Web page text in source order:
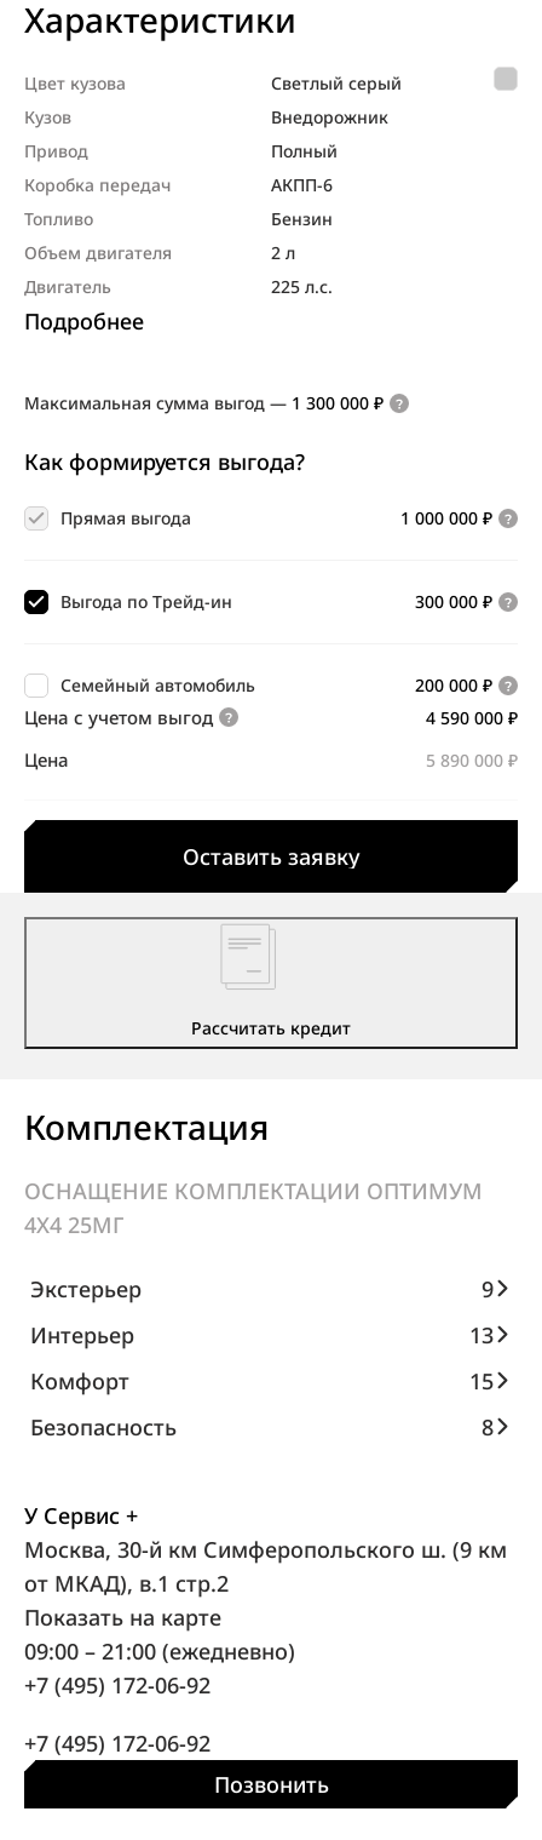
Характеристики
Цвет кузова
Светлый серый
Кузов
Внедорож­ник
Привод
Полный
Коробка передач
АКПП-6
Топливо
Бензин
Объем двигателя
2 л
Двигатель
225 л.с.
Подробнее
Максимальная сумма выгод — 1 300 000 ₽
Как формируется выгода?
1 000 000 ₽
Прямая выгода
300 000 ₽
Выгода по Трейд-ин
200 000 ₽
Семейный автомобиль
Цена с учетом выгод 4 590 000 ₽
Цена 5 890 000 ₽
Оставить заявку
Рассчитать кредит
Комплектация
ОСНАЩЕНИЕ КОМПЛЕКТАЦИИ ОПТИМУМ
4X4 25МГ
Экстерьер
9
Интерьер
13
Комфорт
15
Безопасность
8
У Сервис +
Москва, 30-й км Симферопольского ш. (9 км
от МКАД), в.1 стр.2
Показать на карте
09:00 – 21:00 (ежедневно)
+7 (495) 172-06-92
+7 (495) 172-06-92
Позвонить